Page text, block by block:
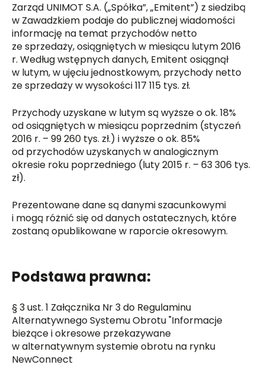
Zarząd UNIMOT S.A. („Spółka”, „Emitent”) z siedzibą
w Zawadzkiem podaje do publicznej wiadomości
informację na temat przychodów netto
ze sprzedaży, osiągniętych w miesiącu lutym 2016
r. Według wstępnych danych, Emitent osiągnął
w lutym, w ujęciu jednostkowym, przychody netto
ze sprzedaży w wysokości 117 115 tys. zł.
Przychody uzyskane w lutym są wyższe o ok. 18%
od osiągniętych w miesiącu poprzednim (styczeń
2016 r. – 99 260 tys. zł.) i wyższe o ok. 85%
od przychodów uzyskanych w analogicznym
okresie roku poprzedniego (luty 2015 r. – 63 306 tys.
zł).
Prezentowane dane są danymi szacunkowymi
i mogą różnić się od danych ostatecznych, które
zostaną opublikowane w raporcie okresowym.
Podstawa prawna:
§ 3 ust. 1 Załącznika Nr 3 do Regulaminu
Alternatywnego Systemu Obrotu "Informacje
bieżące i okresowe przekazywane
w alternatywnym systemie obrotu na rynku
NewConnect